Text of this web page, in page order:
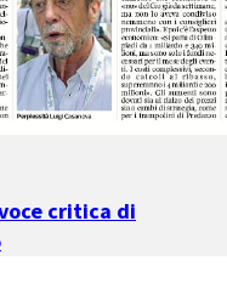
critica di